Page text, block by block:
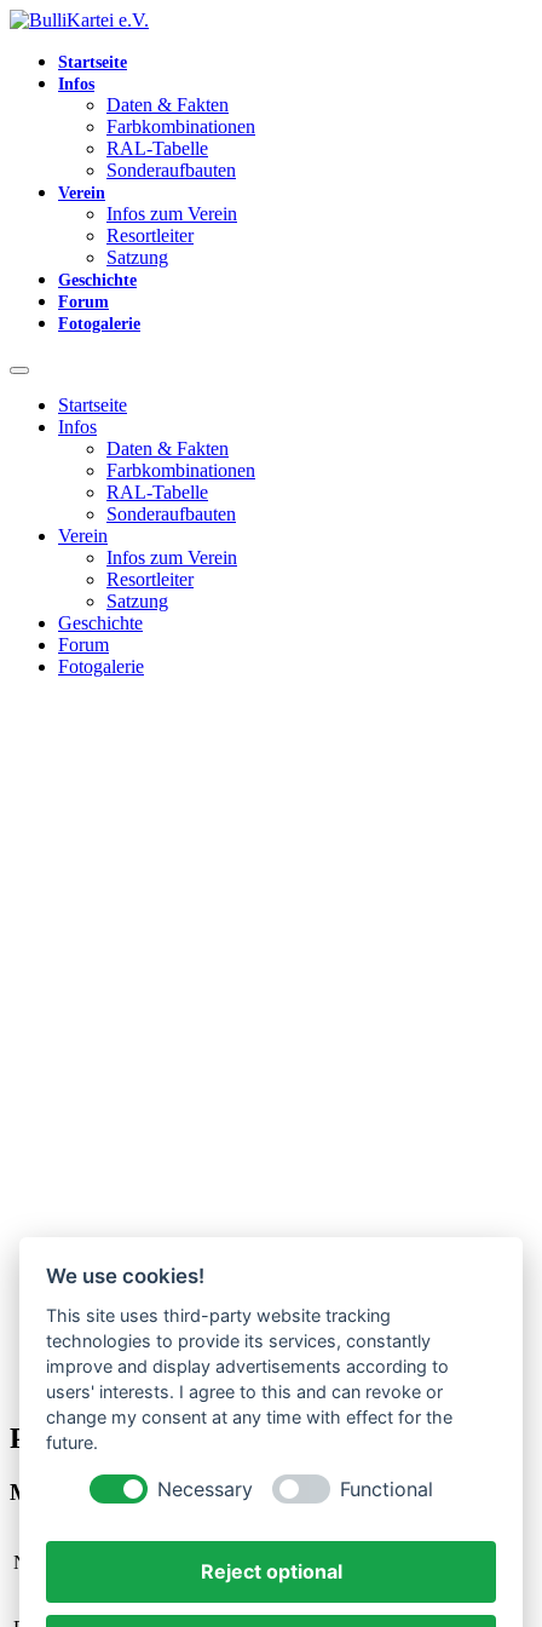
Startseite
Infos
Daten & Fakten
Farbkombinationen
RAL-Tabelle
Sonderaufbauten
Verein
Infos zum Verein
Resortleiter
Satzung
Geschichte
Forum
Fotogalerie
Startseite
Infos
Daten & Fakten
Farbkombinationen
RAL-Tabelle
Sonderaufbauten
Verein
Infos zum Verein
Resortleiter
Satzung
Geschichte
Forum
Fotogalerie
Aktiv vor 1 Monat, 2 Wochen
Profil
Anzeigen
Profil anzeigen
Mitglieder
Name
We use cookies!
This site uses third-party website tracking
technologies to provide its services, constantly
improve and display advertisements according to
users' interests. I agree to this and can revoke or
change my consent at any time with effect for the
future.
Necessary Functional
Reject optional